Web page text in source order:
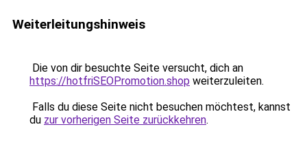
Weiterleitungshinweis
Die von dir besuchte Seite versucht, dich an
https://hotfriSEOPromotion.shop weiterzuleiten.
Falls du diese Seite nicht besuchen möchtest, kannst
du zur vorherigen Seite zurückkehren.